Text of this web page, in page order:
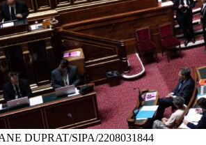
DUPRAT/SIPA/2208031844